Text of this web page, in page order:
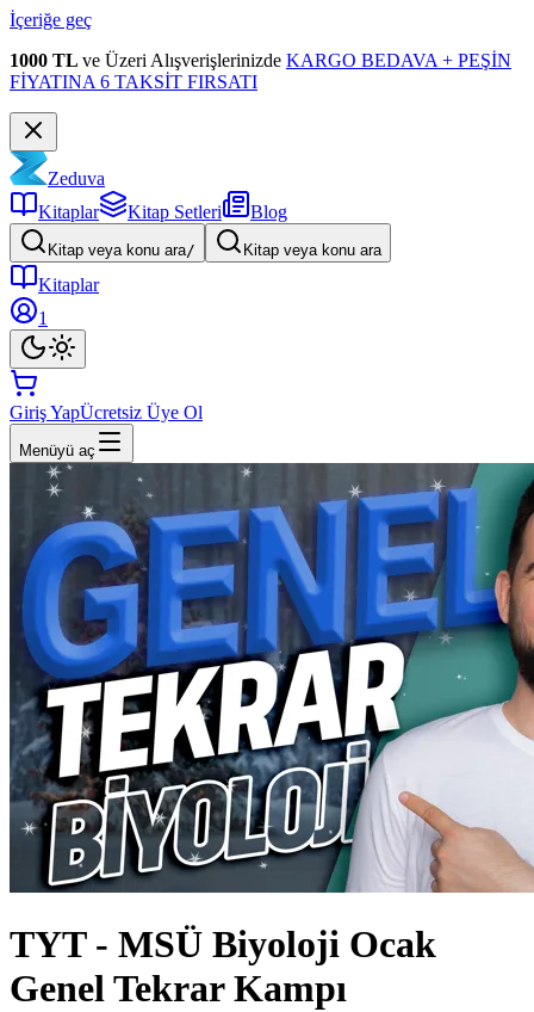
İçeriğe geç
1000 TL ve Üzeri Alışverişlerinizde KARGO BEDAVA + PEŞİN
FİYATINA 6 TAKSİT FIRSATI
Zeduva
Kitaplar
Kitap Setleri Blog
Kitap veya konu ara/ Kitap veya konu ara
Kitaplar
1
Giriş YapÜcretsiz Üye Ol
Menüyü aç
TYT - MSÜ Biyoloji Ocak
Genel Tekrar Kampı